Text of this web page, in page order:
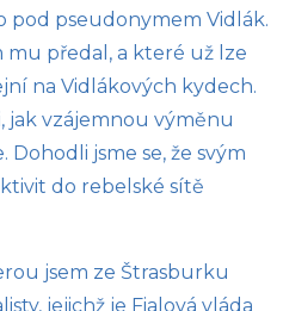
pod pseudonymem Vidlák.
mu předal, a které už lze
na Vidlákových kydech.
jak vzájemnou výměnu
jsme se, že svým
do rebelské sítě
jsem ze Štrasburku
jejichž je Fialová vláda